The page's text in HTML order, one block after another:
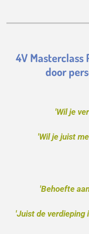
4V
door
'Wil je
'Wil je juist
'Behoefte
'Juist de verdieping